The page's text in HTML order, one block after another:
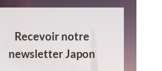
Recevoir notre
newsletter Japon